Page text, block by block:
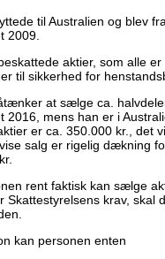
til Australien og blev
2009.
aktier, som alle
til sikkerhed for
at sælge ca.
2016, mens han er i
er ca. 350.000 kr., det
salg er rigelig dækning
rent faktisk kan sælge
Skattestyrelsens krav, skal
kan personen enten